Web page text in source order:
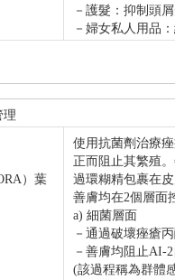
－護髮：抑制頭
－婦女私人用品
理
）葉
使用抗菌劑治療
正而阻止其繁殖
過環糊精包裹在皮
善膚均在2個層面
a) 細菌層面
－通過破壞痤瘡
－善膚均阻止AI-
(該過程稱為群體